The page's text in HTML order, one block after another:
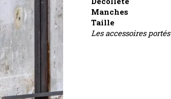
Manches
Taille
Les accessoires